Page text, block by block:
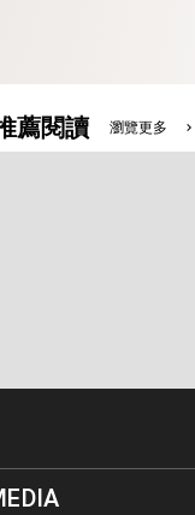
薦閱讀 瀏覽更多 chevron_right